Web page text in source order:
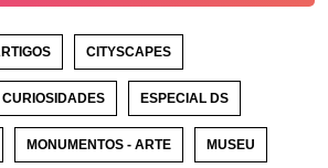
CITYSCAPES
CURIOSIDADES ESPECIAL DS
MONUMENTOS - ARTE MUSEU